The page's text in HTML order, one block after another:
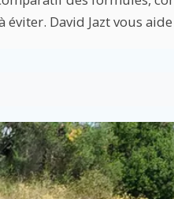
David Jazt vous